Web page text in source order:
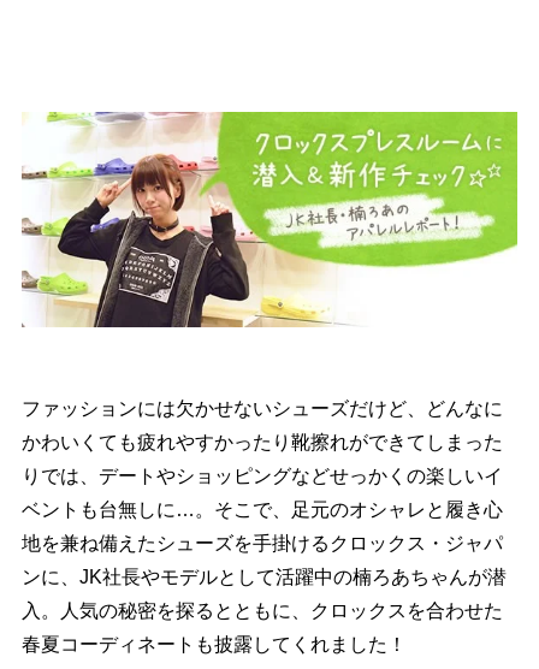
ファッションには欠かせないシューズだけど、どんなに
かわいくても疲れやすかったり靴擦れができてしまった
りでは、デートやショッピングなどせっかくの楽しいイ
ベントも台無しに…。そこで、足元のオシャレと履き心
地を兼ね備えたシューズを手掛けるクロックス・ジャパ
ンに、JK社長やモデルとして活躍中の楠ろあちゃんが潜
入。人気の秘密を探るとともに、クロックスを合わせた
春夏コーディネートも披露してくれました！